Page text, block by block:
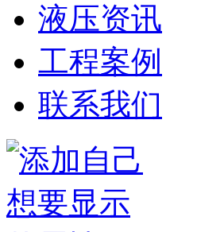
液压资讯
工程案例
联系我们